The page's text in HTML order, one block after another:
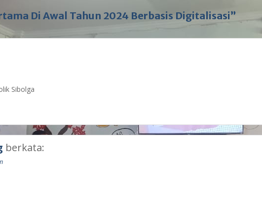
Di Awal Tahun 2024 Berbasis Digitalisasi”
Sibolga
berkata: